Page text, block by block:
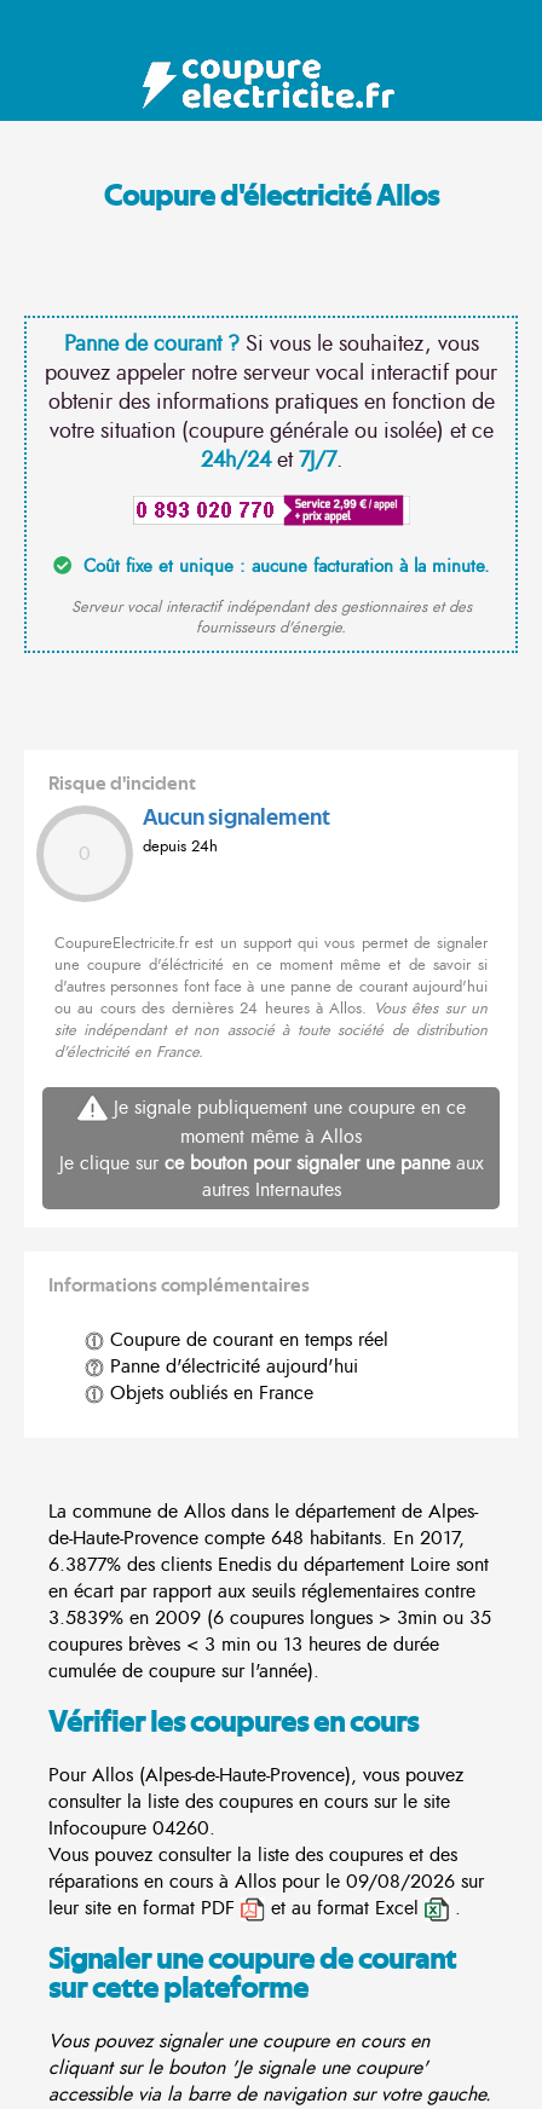
Coupure d'électricité Allos
Panne de courant ?Si vous le souhaitez, vous
pouvez appeler notre serveur vocal interactif pour
obtenir des informations pratiques en fonction de
votre situation (coupure générale ou isolée) et ce
24h/24et7J/7.
Coût fixe et unique : aucune facturation à la minute.
Serveur vocal interactif indépendant des gestionnaires et des
fournisseurs d'énergie.
Risque d'incident
0
Aucun signalement
depuis 24h
CoupureElectricite.fr est un support qui vous permet de signaler
une coupure d'éléctricité en ce moment même et de savoir si
d'autres personnes font face à une panne de courant aujourd'hui
ou au cours des dernières 24 heures à Allos. Vous êtes sur un
site indépendant et non associé à toute société de distribution
d'électricité en France.
Je signale publiquement une coupure en ce
moment même à Allos
Je clique sur ce bouton pour signaler une panneaux
autres Internautes
Informations complémentaires
Coupure de courant en temps réel
Panne d'électricité aujourd'hui
Objets oubliés en France
La commune de Allos dans le département de Alpes-
de-Haute-Provence compte 648 habitants. En 2017,
6.3877% des clients Enedis du département Loire sont
en écart par rapport aux seuils réglementaires contre
3.5839% en 2009 (6 coupures longues > 3min ou 35
coupures brèves < 3 min ou 13 heures de durée
cumulée de coupure sur l'année).
Vérifier les coupures en cours
Pour Allos (Alpes-de-Haute-Provence), vous pouvez
consulter la liste des coupures en cours sur le site
Infocoupure 04260.
Vous pouvez consulter la liste des coupures et des
réparations en cours à Allos pour le 09/08/2026 sur
leur site en format PDF
et au format Excel .
Signaler une coupure de courant
sur cette plateforme
Vous pouvez signaler une coupure en cours en
cliquant sur le bouton 'Je signale une coupure'
accessible via la barre de navigation sur votre gauche.